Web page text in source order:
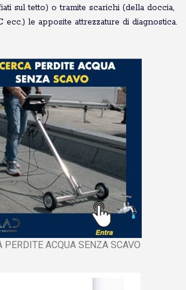
sul tetto) o tramite scarichi (della doccia,
le apposite attrezzature di diagnostica.
PERDITE ACQUA SENZA SCAVO